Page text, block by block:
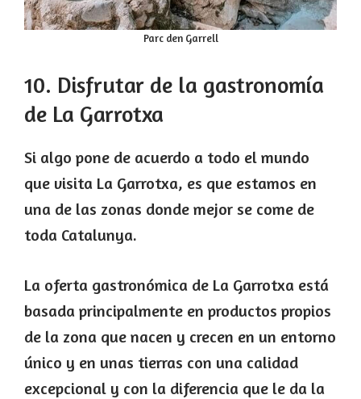
Parc den Garrell
10. Disfrutar de la gastronomía
de La Garrotxa
Si algo pone de acuerdo a todo el mundo
que visita La Garrotxa, es que estamos en
una de las zonas donde mejor se come de
toda Catalunya.
La oferta gastronómica de La Garrotxa está
basada principalmente en productos propios
de la zona que nacen y crecen en un entorno
único y en unas tierras con una calidad
excepcional y con la diferencia que le da la